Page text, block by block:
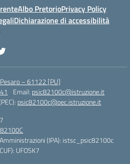
Albo PretorioPrivacy Policy
Dichiarazione di accessibilità
– 61122 [PU]
Email: psic82100c@istruzione.it
psic82100c@pec.istruzione.it
(IPA): istsc_psic82100c
UFOSK7